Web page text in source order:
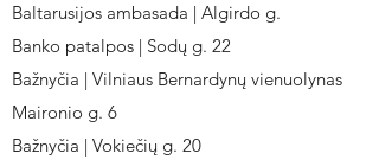
Baltarusijos ambasada | Algirdo g.
Banko patalpos | Sodų g. 22
Bažnyčia | Vilniaus Bernardynų vienuolynas
Maironio g. 6
Bažnyčia | Vokiečių g. 20